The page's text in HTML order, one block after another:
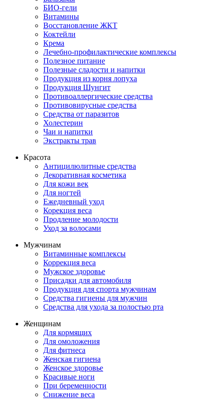
БИО-гели
Витамины
Восстановление ЖКТ
Коктейли
Крема
Лечебно-профилактические комплексы
Полезное питание
Полезные сладости и напитки
Продукция из корня лопуха
Продукция Шунгит
Противоаллергические средства
Противовирусные средства
Средства от паразитов
Холестерин
Чаи и напитки
Экстракты трав
Красота
Антицилюлитные средства
Декоративная косметика
Для кожи век
Для ногтей
Ежедневный уход
Корекция веса
Продление молодости
Уход за волосами
Мужчинам
Витаминные комплексы
Коррекция веса
Мужское здоровье
Присадки для автомобиля
Продукция для спорта мужчинам
Средства гигиены для мужчин
Средства для ухода за полостью рта
Женщинам
Для кормящих
Для омоложения
Для фитнеса
Женская гигиена
Женское здоровье
Красивые ноги
При беременности
Снижение веса